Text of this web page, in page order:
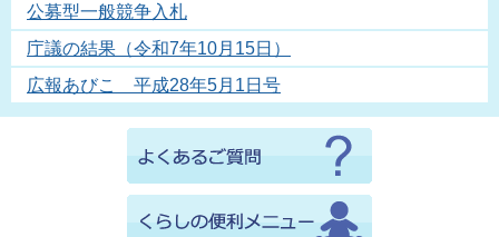
公募型一般競争入札
庁議の結果（令和7年10月15日）
広報あびこ 平成28年5月1日号